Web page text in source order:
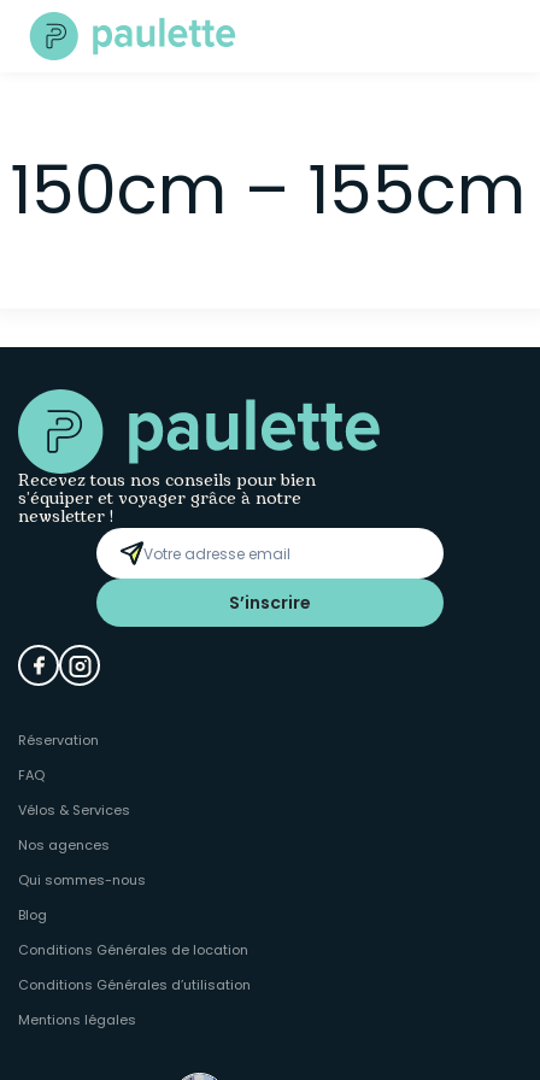
Skip
150cm – 155cm
Recevez tous nos conseils pour bien
s’équiper et voyager grâce à notre
newsletter !
S’inscrire
Réservation
FAQ
Vélos & Services
Nos agences
Qui sommes-nous
Blog
Conditions Générales de location
Conditions Générales d’utilisation
Mentions légales